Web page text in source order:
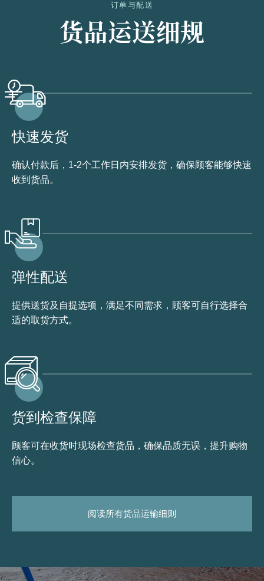
订单与配送
货品运送细规
快速发货
确认付款后，1-2个工作日内安排发货，确保顾客能够快速
收到货品。
弹性配送
提供送货及自提选项，满足不同需求，顾客可自行选择合
适的取货方式。
货到检查保障
顾客可在收货时现场检查货品，确保品质无误，提升购物
信心。
阅读所有货品运输细则